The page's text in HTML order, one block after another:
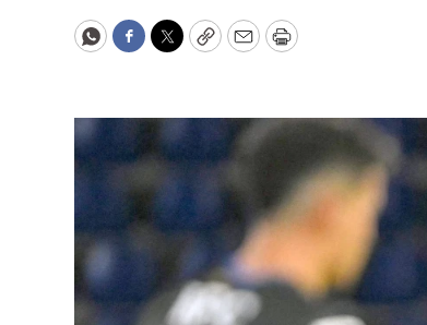
WhatsApp
Facebook
Twitter
CopyEmailPrint